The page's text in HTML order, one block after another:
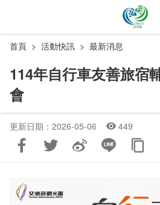
主
首頁 活動快訊 最新消息
114年自行車友善旅宿
會
更新日期：2026-05-06 449